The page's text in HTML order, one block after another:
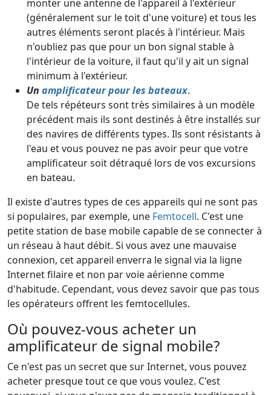
monter une antenne de l'appareil à l'extérieur
(généralement sur le toit d'une voiture) et tous les
autres éléments seront placés à l'intérieur. Mais
n'oubliez pas que pour un bon signal stable à
l'intérieur de la voiture, il faut qu'il y ait un signal
minimum à l'extérieur.
Un amplificateur pour les bateaux.
De tels répéteurs sont très similaires à un modèle
précédent mais ils sont destinés à être installés sur
des navires de différents types. Ils sont résistants à
l'eau et vous pouvez ne pas avoir peur que votre
amplificateur soit détraqué lors de vos excursions
en bateau.
Il existe d'autres types de ces appareils qui ne sont pas
si populaires, par exemple, une Femtocell. C'est une
petite station de base mobile capable de se connecter à
un réseau à haut débit. Si vous avez une mauvaise
connexion, cet appareil enverra le signal via la ligne
Internet filaire et non par voie aérienne comme
d'habitude. Cependant, vous devez savoir que pas tous
les opérateurs offrent les femtocellules.
Où pouvez-vous acheter un
amplificateur de signal mobile?
Ce n'est pas un secret que sur Internet, vous pouvez
acheter presque tout ce que vous voulez. C'est